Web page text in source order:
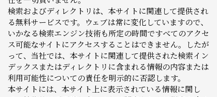
検索およびディレクトリは、本サイトに関連して提供され
る無料サービスです。ウェブは常に変化していますので、
いかなる検索エンジン技術も所定の時間ですべてのアクセ
ス可能なサイトにアクセスすることはできません。したが
って、当社では、本サイトに関連して提供された検索イン
デックスまたはディレクトリに含まれる情報の内容または
利用可能性についての責任を明示的に否認します。
本サイトには、本サイト上に表示されている情報に関し